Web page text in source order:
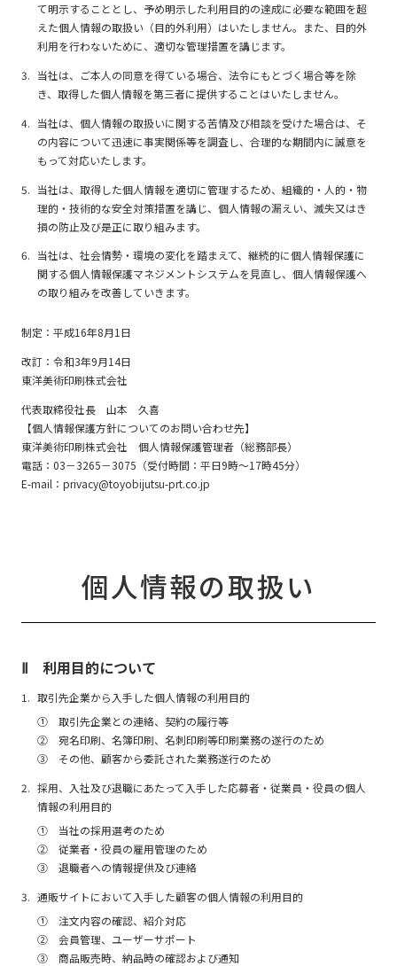
て明示することとし、予め明示した利用目的の達成に必要な範囲を超
えた個人情報の取扱い（目的外利用）はいたしません。また、目的外
利用を行わないために、適切な管理措置を講じます。
当社は、ご本人の同意を得ている場合、法令にもとづく場合等を除
き、取得した個人情報を第三者に提供することはいたしません。
当社は、個人情報の取扱いに関する苦情及び相談を受けた場合は、そ
の内容について迅速に事実関係等を調査し、合理的な期間内に誠意を
もって対応いたします。
当社は、取得した個人情報を適切に管理するため、組織的・人的・物
理的・技術的な安全対策措置を講じ、個人情報の漏えい、滅失又はき
損の防止及び是正に取り組みます。
当社は、社会情勢・環境の変化を踏まえて、継続的に個人情報保護に
関する個人情報保護マネジメントシステムを見直し、個人情報保護へ
の取り組みを改善していきます。
制定：平成16年8月1日
改訂：令和3年9月14日
東洋美術印刷株式会社
代表取締役社長 山本 久喜
【個人情報保護方針についてのお問い合わせ先】
東洋美術印刷株式会社 個人情報保護管理者（総務部長）
電話：03－3265－3075（受付時間：平日9時～17時45分）
E-mail：privacy@toyobijutsu-prt.co.jp
個人情報の取扱い
Ⅱ 利用目的について
取引先企業から入手した個人情報の利用目的
① 取引先企業との連絡、契約の履行等
② 宛名印刷、名簿印刷、名刺印刷等印刷業務の遂行のため
③ その他、顧客から委託された業務遂行のため
採用、入社及び退職にあたって入手した応募者・従業員・役員の個人
情報の利用目的
① 当社の採用選考のため
② 従業者・役員の雇用管理のため
③ 退職者への情報提供及び連絡
通販サイトにおいて入手した顧客の個人情報の利用目的
① 注文内容の確認、紹介対応
② 会員管理、ユーザーサポート
③ 商品販売時、納品時の確認および通知